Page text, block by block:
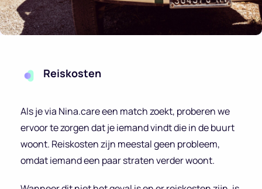
Reiskosten
Als je via Nina.care een match zoekt, proberen we
ervoor te zorgen dat je iemand vindt die in de buurt
woont. Reiskosten zijn meestal geen probleem,
omdat iemand een paar straten verder woont.